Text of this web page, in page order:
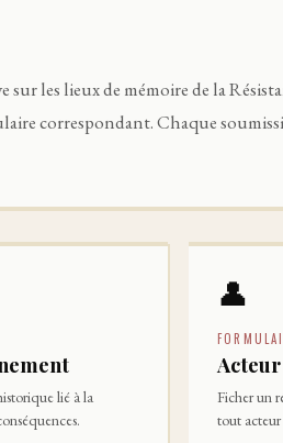
les lieux de mémoire de la
correspondant. Chaque
lié à la
👤
Ficher un
tout acteur